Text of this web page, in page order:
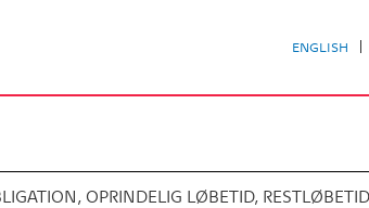
ENGLISH
OPRINDELIG LØBETID,